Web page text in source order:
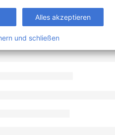
Alles akzeptieren
und schließen